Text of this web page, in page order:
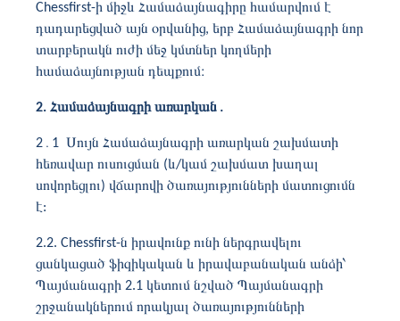
Chessfirst-ի միջև Համաձայնագիրը համարվում է
դադարեցված այն օրվանից, երբ Համաձայնագրի նոր
տարբերակն ուժի մեջ կմտներ կողմերի
համաձայնության դեպքում։
2. Համաձայնագրի առարկան ․
2․1 Սույն Համաձայնագրի առարկան շախմատի
հեռավար ուսուցման (և/կամ շախմատ խաղալ
սովորեցլու) վճարովի ծառայությունների մատուցումն
է:
2.2. Chessfirst-ն իրավունք ունի ներգրավելու
ցանկացած ֆիզիկական և իրավաբանական անձի՝
Պայմանագրի 2.1 կետում նշված Պայմանագրի
շրջանակներում որակյալ ծառայությունների